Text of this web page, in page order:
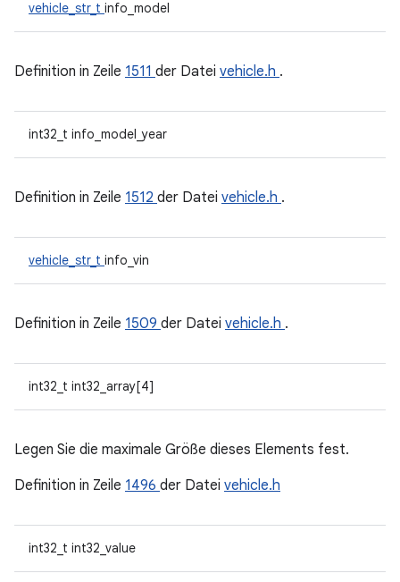
vehicle_str_t info_model
Definition in Zeile 1511 der Datei vehicle.h .
int32_t info_model_year
Definition in Zeile 1512 der Datei vehicle.h .
vehicle_str_t info_vin
Definition in Zeile 1509 der Datei vehicle.h .
int32_t int32_array[4]
Legen Sie die maximale Größe dieses Elements fest.
Definition in Zeile 1496 der Datei vehicle.h
int32_t int32_value